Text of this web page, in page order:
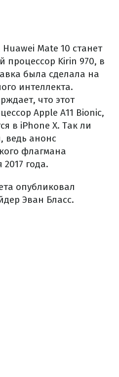
Mate 10 станет
Kirin 970, в
была сделала на
интеллекта.
что этот
Apple A11 Bionic,
в iPhone X. Так ли
ведь анонс
флагмана
2017 года.
опубликовал
Эван Бласс.